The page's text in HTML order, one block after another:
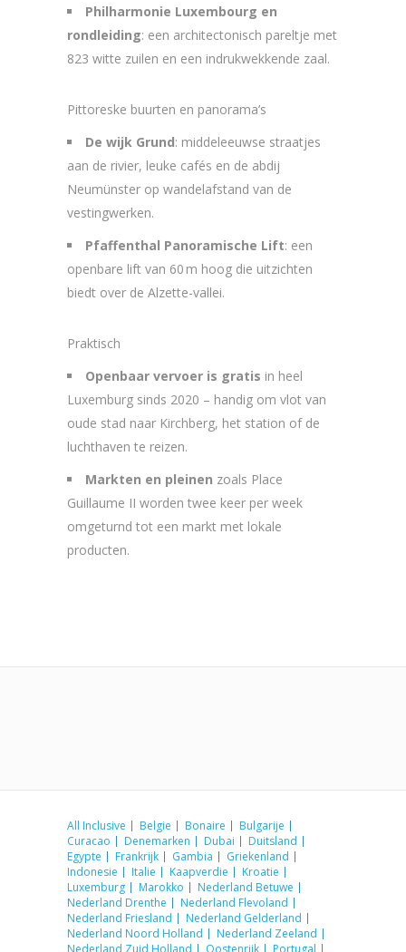
Philharmonie Luxembourg en
rondleiding: een architectonisch pareltje met
823 witte zuilen en een indrukwekkende zaal.
Pittoreske buurten en panorama’s
De wijk Grund: middeleeuwse straatjes
aan de rivier, leuke cafés en de abdij
Neumünster op wandelafstand van de
vestingwerken.
Pfaffenthal Panoramische Lift: een
openbare lift van 60 m hoog die uitzichten
biedt over de Alzette-vallei.
Praktisch
Openbaar vervoer is gratis in heel
Luxemburg sinds 2020 – handig om vlot van
oude stad naar Kirchberg, het station of de
luchthaven te reizen.
Markten en pleinen zoals Place
Guillaume II worden twee keer per week
omgeturnd tot een markt met lokale
producten.
All Inclusive Belgie Bonaire
Bulgarije
Curacao
Denemarken Dubai
Duitsland
Egypte
Frankrijk Gambia
Griekenland
Indonesie
Italie Kaapverdie
Kroatie
Luxemburg
Marokko
Nederland Betuwe
Nederland Drenthe
Nederland Flevoland
Nederland Friesland
Nederland Gelderland
Nederland Noord Holland
Nederland Zeeland
Nederland Zuid Holland
Oostenrijk Portugal